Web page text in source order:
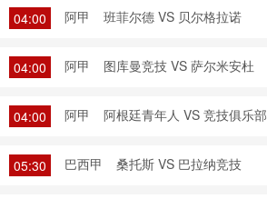
04:00 阿甲 班菲尔德 VS 贝尔格拉诺
04:00 阿甲 图库曼竞技 VS 萨尔米安杜
04:00 阿甲 阿根廷青年人 VS 竞技俱乐部
05:30 巴西甲 桑托斯 VS 巴拉纳竞技